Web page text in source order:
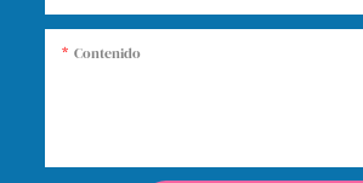
Contenido